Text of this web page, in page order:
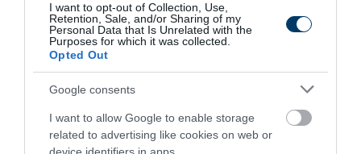
I want to opt-out of Collection, Use,
Retention, Sale, and/or Sharing of my
Personal Data that Is Unrelated with the
Purposes for which it was collected.
Opted Out
Google consents
I want to allow Google to enable storage
related to advertising like cookies on web or
2 h 13 min